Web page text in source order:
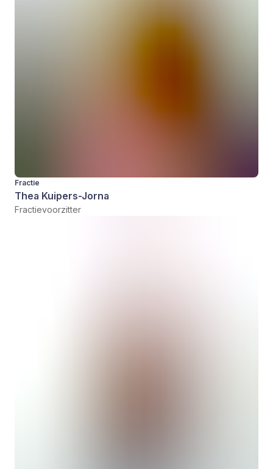
Fractie
Thea Kuipers-Jorna
Fractievoorzitter